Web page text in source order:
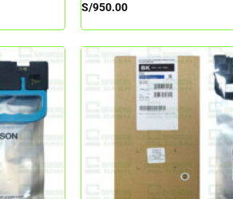
S/950.00